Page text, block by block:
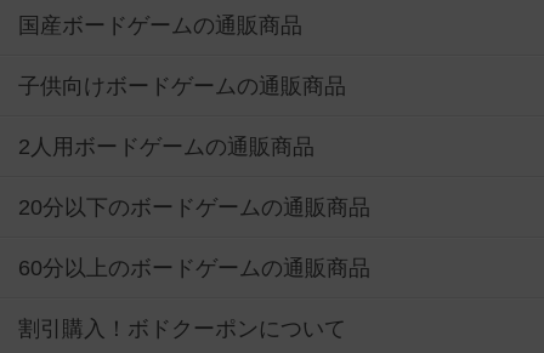
国産ボードゲームの通販商品
子供向けボードゲームの通販商品
2人用ボードゲームの通販商品
20分以下のボードゲームの通販商品
60分以上のボードゲームの通販商品
割引購入！ボドクーポンについて